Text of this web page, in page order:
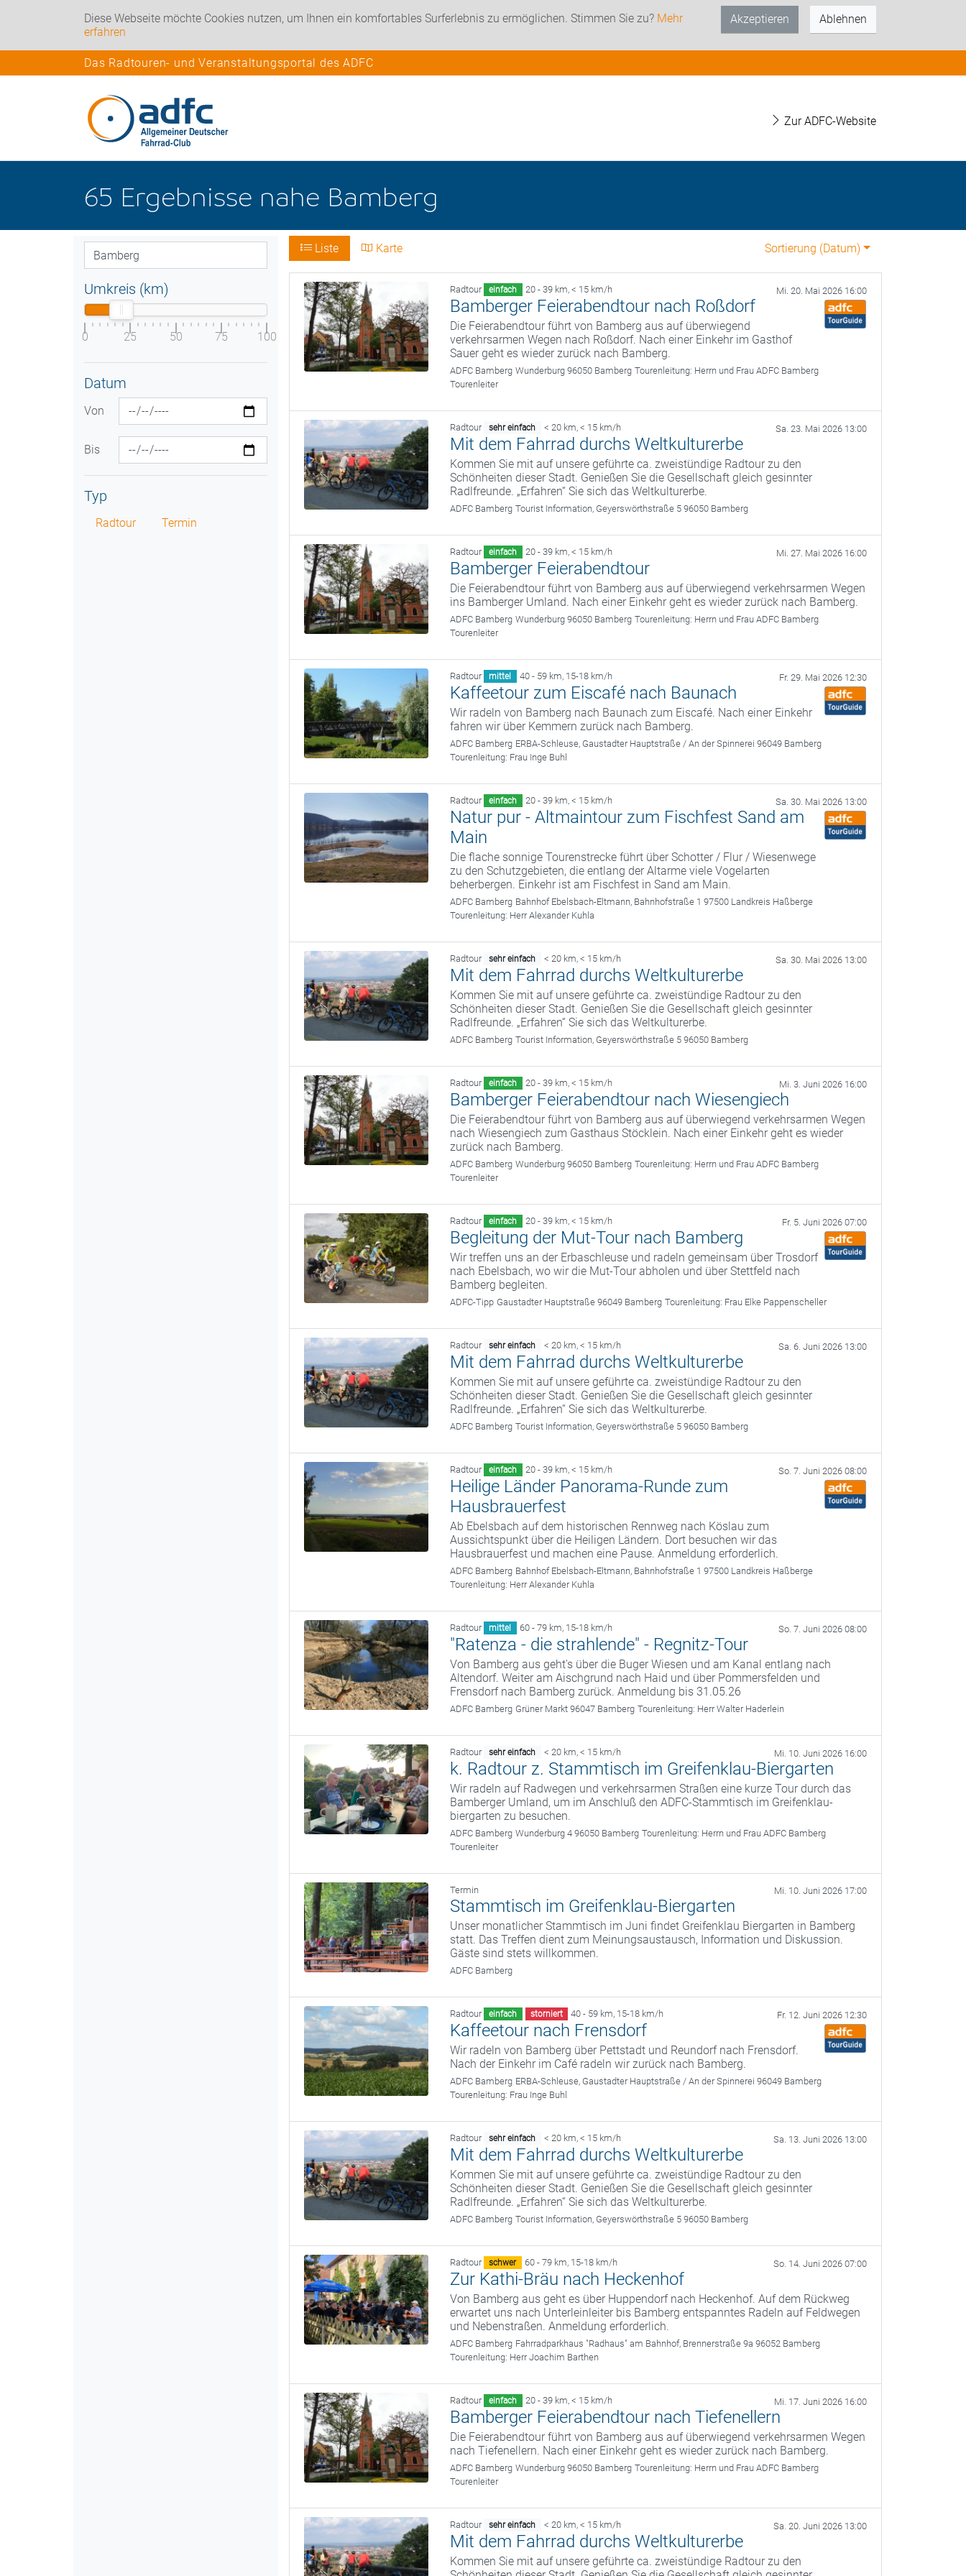
Diese Webseite möchte Cookies nutzen, um Ihnen ein komfortables Surferlebnis zu ermöglichen. Stimmen Sie zu? Mehr
erfahren
Akzeptieren Ablehnen
Das Radtouren- und Veranstaltungsportal des ADFC
Zur ADFC-Website
65 Ergebnisse nahe Bamberg
Umkreis (km)
0 25 50 75 100
Datum
Von
Bis
Typ
Radtour Termin
Liste Karte Sortierung (Datum)
Radtour einfach 20 - 39 km, < 15 km/h Mi. 20. Mai 2026 16:00
Bamberger Feierabendtour nach Roßdorf
Die Feierabendtour führt von Bamberg aus auf überwiegend
verkehrsarmen Wegen nach Roßdorf. Nach einer Einkehr im Gasthof
Sauer geht es wieder zurück nach Bamberg.
ADFC Bamberg Wunderburg 96050 Bamberg Tourenleitung: Herrn und Frau ADFC Bamberg
Tourenleiter
Radtour sehr einfach < 20 km, < 15 km/h Sa. 23. Mai 2026 13:00
Mit dem Fahrrad durchs Weltkulturerbe
Kommen Sie mit auf unsere geführte ca. zweistündige Radtour zu den
Schönheiten dieser Stadt. Genießen Sie die Gesellschaft gleich gesinnter
Radlfreunde. „Erfahren“ Sie sich das Weltkulturerbe.
ADFC Bamberg Tourist Information, Geyerswörthstraße 5 96050 Bamberg
Radtour einfach 20 - 39 km, < 15 km/h Mi. 27. Mai 2026 16:00
Bamberger Feierabendtour
Die Feierabendtour führt von Bamberg aus auf überwiegend verkehrsarmen Wegen
ins Bamberger Umland. Nach einer Einkehr geht es wieder zurück nach Bamberg.
ADFC Bamberg Wunderburg 96050 Bamberg Tourenleitung: Herrn und Frau ADFC Bamberg
Tourenleiter
Radtour mittel 40 - 59 km, 15-18 km/h Fr. 29. Mai 2026 12:30
Kaffeetour zum Eiscafé nach Baunach
Wir radeln von Bamberg nach Baunach zum Eiscafé. Nach einer Einkehr
fahren wir über Kemmern zurück nach Bamberg.
ADFC Bamberg ERBA-Schleuse, Gaustadter Hauptstraße / An der Spinnerei 96049 Bamberg
Tourenleitung: Frau Inge Buhl
Radtour einfach 20 - 39 km, < 15 km/h Sa. 30. Mai 2026 13:00
Natur pur - Altmaintour zum Fischfest Sand am
Main
Die flache sonnige Tourenstrecke führt über Schotter / Flur / Wiesenwege
zu den Schutzgebieten, die entlang der Altarme viele Vogelarten
beherbergen. Einkehr ist am Fischfest in Sand am Main.
ADFC Bamberg Bahnhof Ebelsbach-Eltmann, Bahnhofstraße 1 97500 Landkreis Haßberge
Tourenleitung: Herr Alexander Kuhla
Radtour sehr einfach < 20 km, < 15 km/h Sa. 30. Mai 2026 13:00
Mit dem Fahrrad durchs Weltkulturerbe
Kommen Sie mit auf unsere geführte ca. zweistündige Radtour zu den
Schönheiten dieser Stadt. Genießen Sie die Gesellschaft gleich gesinnter
Radlfreunde. „Erfahren“ Sie sich das Weltkulturerbe.
ADFC Bamberg Tourist Information, Geyerswörthstraße 5 96050 Bamberg
Radtour einfach 20 - 39 km, < 15 km/h Mi. 3. Juni 2026 16:00
Bamberger Feierabendtour nach Wiesengiech
Die Feierabendtour führt von Bamberg aus auf überwiegend verkehrsarmen Wegen
nach Wiesengiech zum Gasthaus Stöcklein. Nach einer Einkehr geht es wieder
zurück nach Bamberg.
ADFC Bamberg Wunderburg 96050 Bamberg Tourenleitung: Herrn und Frau ADFC Bamberg
Tourenleiter
Radtour einfach 20 - 39 km, < 15 km/h Fr. 5. Juni 2026 07:00
Begleitung der Mut-Tour nach Bamberg
Wir treffen uns an der Erbaschleuse und radeln gemeinsam über Trosdorf
nach Ebelsbach, wo wir die Mut-Tour abholen und über Stettfeld nach
Bamberg begleiten.
ADFC-Tipp Gaustadter Hauptstraße 96049 Bamberg Tourenleitung: Frau Elke Pappenscheller
Radtour sehr einfach < 20 km, < 15 km/h Sa. 6. Juni 2026 13:00
Mit dem Fahrrad durchs Weltkulturerbe
Kommen Sie mit auf unsere geführte ca. zweistündige Radtour zu den
Schönheiten dieser Stadt. Genießen Sie die Gesellschaft gleich gesinnter
Radlfreunde. „Erfahren“ Sie sich das Weltkulturerbe.
ADFC Bamberg Tourist Information, Geyerswörthstraße 5 96050 Bamberg
Radtour einfach 20 - 39 km, < 15 km/h So. 7. Juni 2026 08:00
Heilige Länder Panorama-Runde zum
Hausbrauerfest
Ab Ebelsbach auf dem historischen Rennweg nach Köslau zum
Aussichtspunkt über die Heiligen Ländern. Dort besuchen wir das
Hausbrauerfest und machen eine Pause. Anmeldung erforderlich.
ADFC Bamberg Bahnhof Ebelsbach-Eltmann, Bahnhofstraße 1 97500 Landkreis Haßberge
Tourenleitung: Herr Alexander Kuhla
Radtour mittel 60 - 79 km, 15-18 km/h So. 7. Juni 2026 08:00
"Ratenza - die strahlende" - Regnitz-Tour
Von Bamberg aus geht's über die Buger Wiesen und am Kanal entlang nach
Altendorf. Weiter am Aischgrund nach Haid und über Pommersfelden und
Frensdorf nach Bamberg zurück. Anmeldung bis 31.05.26
ADFC Bamberg Grüner Markt 96047 Bamberg Tourenleitung: Herr Walter Haderlein
Radtour sehr einfach < 20 km, < 15 km/h Mi. 10. Juni 2026 16:00
k. Radtour z. Stammtisch im Greifenklau-Biergarten
Wir radeln auf Radwegen und verkehrsarmen Straßen eine kurze Tour durch das
Bamberger Umland, um im Anschluß den ADFC-Stammtisch im Greifenklau-
biergarten zu besuchen.
ADFC Bamberg Wunderburg 4 96050 Bamberg Tourenleitung: Herrn und Frau ADFC Bamberg
Tourenleiter
Termin Mi. 10. Juni 2026 17:00
Stammtisch im Greifenklau-Biergarten
Unser monatlicher Stammtisch im Juni findet Greifenklau Biergarten in Bamberg
statt. Das Treffen dient zum Meinungsaustausch, Information und Diskussion.
Gäste sind stets willkommen.
ADFC Bamberg
Radtour einfach storniert 40 - 59 km, 15-18 km/h Fr. 12. Juni 2026 12:30
Kaffeetour nach Frensdorf
Wir radeln von Bamberg über Pettstadt und Reundorf nach Frensdorf.
Nach der Einkehr im Café radeln wir zurück nach Bamberg.
ADFC Bamberg ERBA-Schleuse, Gaustadter Hauptstraße / An der Spinnerei 96049 Bamberg
Tourenleitung: Frau Inge Buhl
Radtour sehr einfach < 20 km, < 15 km/h Sa. 13. Juni 2026 13:00
Mit dem Fahrrad durchs Weltkulturerbe
Kommen Sie mit auf unsere geführte ca. zweistündige Radtour zu den
Schönheiten dieser Stadt. Genießen Sie die Gesellschaft gleich gesinnter
Radlfreunde. „Erfahren“ Sie sich das Weltkulturerbe.
ADFC Bamberg Tourist Information, Geyerswörthstraße 5 96050 Bamberg
Radtour schwer 60 - 79 km, 15-18 km/h So. 14. Juni 2026 07:00
Zur Kathi-Bräu nach Heckenhof
Von Bamberg aus geht es über Huppendorf nach Heckenhof. Auf dem Rückweg
erwartet uns nach Unterleinleiter bis Bamberg entspanntes Radeln auf Feldwegen
und Nebenstraßen. Anmeldung erforderlich.
ADFC Bamberg Fahrradparkhaus "Radhaus" am Bahnhof, Brennerstraße 9a 96052 Bamberg
Tourenleitung: Herr Joachim Barthen
Radtour einfach 20 - 39 km, < 15 km/h Mi. 17. Juni 2026 16:00
Bamberger Feierabendtour nach Tiefenellern
Die Feierabendtour führt von Bamberg aus auf überwiegend verkehrsarmen Wegen
nach Tiefenellern. Nach einer Einkehr geht es wieder zurück nach Bamberg.
ADFC Bamberg Wunderburg 96050 Bamberg Tourenleitung: Herrn und Frau ADFC Bamberg
Tourenleiter
Radtour sehr einfach < 20 km, < 15 km/h Sa. 20. Juni 2026 13:00
Mit dem Fahrrad durchs Weltkulturerbe
Kommen Sie mit auf unsere geführte ca. zweistündige Radtour zu den